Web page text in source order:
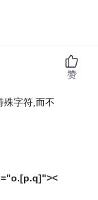
殊字符,而不
赞